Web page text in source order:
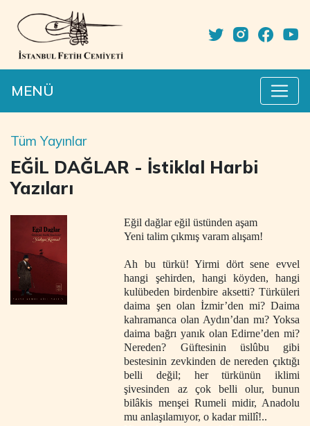
MENÜ
Tüm Yayınlar
EĞİL DAĞLAR - İstiklal Harbi
Yazıları
Eğil dağlar eğil üstünden aşam
Yeni talim çıkmış varam alışam!
Ah bu türkü! Yirmi dört sene evvel
hangi şehirden, hangi köyden, hangi
kulübeden birdenbire aksetti? Türküleri
daima şen olan İzmir’den mi? Daima
kahramanca olan Aydın’dan mı? Yoksa
daima bağrı yanık olan Edirne’den mi?
Nereden? Güftesinin üslûbu gibi
bestesinin zevkinden de nereden çıktığı
belli değil; her türkünün iklimi
şivesinden az çok belli olur, bunun
bilâkis menşei Rumeli midir, Anadolu
mu anlaşılamıyor, o kadar millî!..